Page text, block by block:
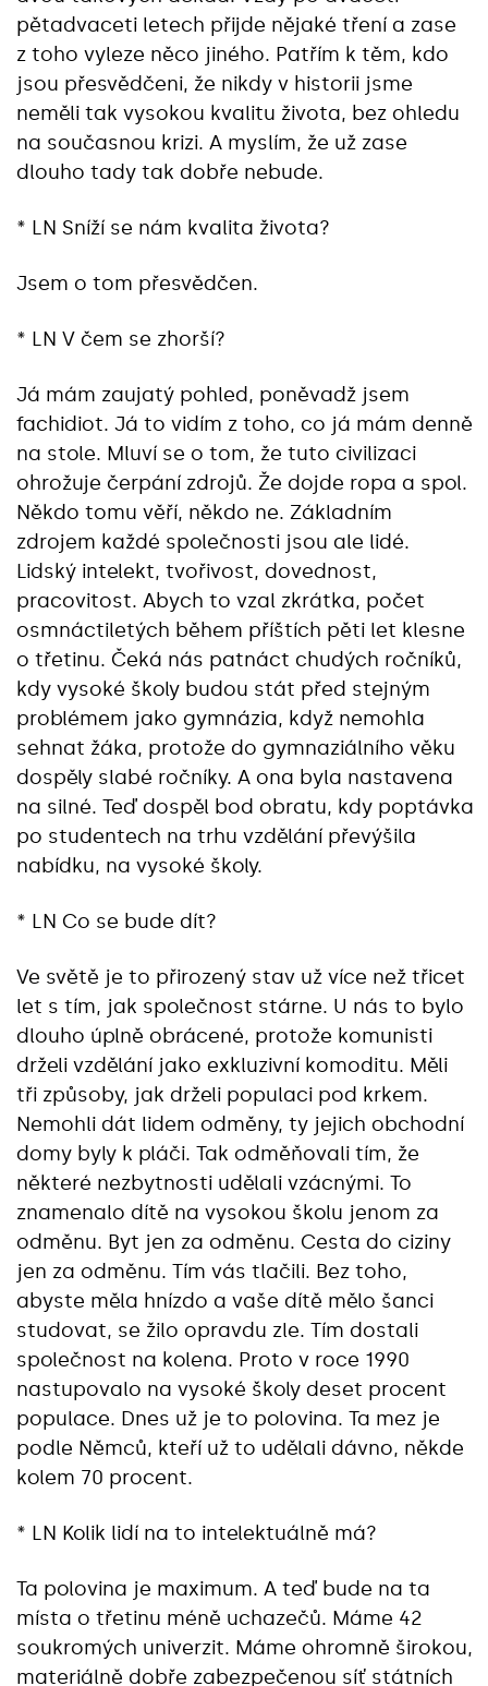
pětadvaceti letech přijde nějaké tření a zase
z toho vyleze něco jiného. Patřím k těm, kdo
jsou přesvědčeni, že nikdy v historii jsme
neměli tak vysokou kvalitu života, bez ohledu
na současnou krizi. A myslím, že už zase
dlouho tady tak dobře nebude.
* LN Sníží se nám kvalita života?
Jsem o tom přesvědčen.
* LN V čem se zhorší?
Já mám zaujatý pohled, poněvadž jsem
fachidiot. Já to vidím z toho, co já mám denně
na stole. Mluví se o tom, že tuto civilizaci
ohrožuje čerpání zdrojů. Že dojde ropa a spol.
Někdo tomu věří, někdo ne. Základním
zdrojem každé společnosti jsou ale lidé.
Lidský intelekt, tvořivost, dovednost,
pracovitost. Abych to vzal zkrátka, počet
osmnáctiletých během příštích pěti let klesne
o třetinu. Čeká nás patnáct chudých ročníků,
kdy vysoké školy budou stát před stejným
problémem jako gymnázia, když nemohla
sehnat žáka, protože do gymnaziálního věku
dospěly slabé ročníky. A ona byla nastavena
na silné. Teď dospěl bod obratu, kdy poptávka
po studentech na trhu vzdělání převýšila
nabídku, na vysoké školy.
* LN Co se bude dít?
Ve světě je to přirozený stav už více než třicet
let s tím, jak společnost stárne. U nás to bylo
dlouho úplně obrácené, protože komunisti
drželi vzdělání jako exkluzivní komoditu. Měli
tři způsoby, jak drželi populaci pod krkem.
Nemohli dát lidem odměny, ty jejich obchodní
domy byly k pláči. Tak odměňovali tím, že
některé nezbytnosti udělali vzácnými. To
znamenalo dítě na vysokou školu jenom za
odměnu. Byt jen za odměnu. Cesta do ciziny
jen za odměnu. Tím vás tlačili. Bez toho,
abyste měla hnízdo a vaše dítě mělo šanci
studovat, se žilo opravdu zle. Tím dostali
společnost na kolena. Proto v roce 1990
nastupovalo na vysoké školy deset procent
populace. Dnes už je to polovina. Ta mez je
podle Němců, kteří už to udělali dávno, někde
kolem 70 procent.
* LN Kolik lidí na to intelektuálně má?
Ta polovina je maximum. A teď bude na ta
místa o třetinu méně uchazečů. Máme 42
soukromých univerzit. Máme ohromně širokou,
materiálně dobře zabezpečenou síť státních